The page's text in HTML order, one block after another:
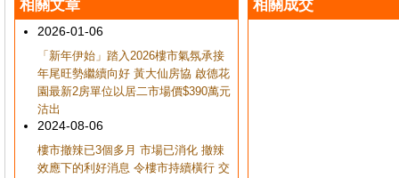
相關文章
2026-01-06
「新年伊始」踏入2026樓市氣氛承接
年尾旺勢繼續向好 黃大仙房協 啟德花
園最新2房單位以居二市場價$390萬元
沽出
2024-08-06
樓市撤辣已3個多月 市場已消化 撤辣
效應下的利好消息 令樓市持續橫行 交
相關成交